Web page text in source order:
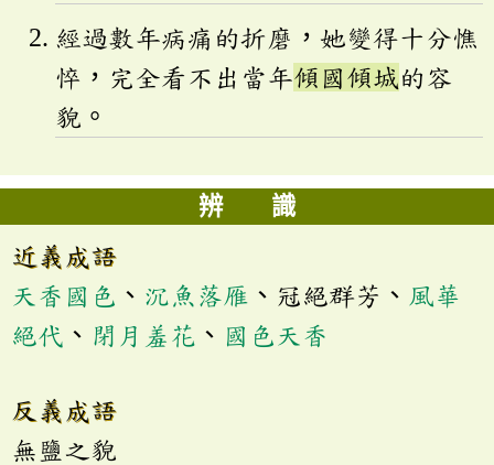
經過數年病痛的折磨，她變得十分憔
悴，完全看不出當年傾國傾城的容
貌。
辨 識
近義成語
天香國色 、 沉魚落雁 、冠絕群芳、 風華
絕代 、 閉月羞花 、 國色天香
反義成語
無鹽之貌